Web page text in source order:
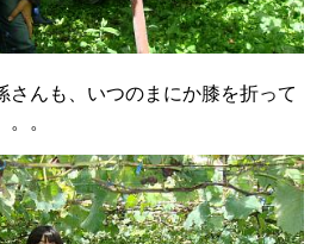
さんも、いつのまにか膝を折って
。